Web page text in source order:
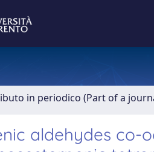
in periodico (Part of a
aldehydes